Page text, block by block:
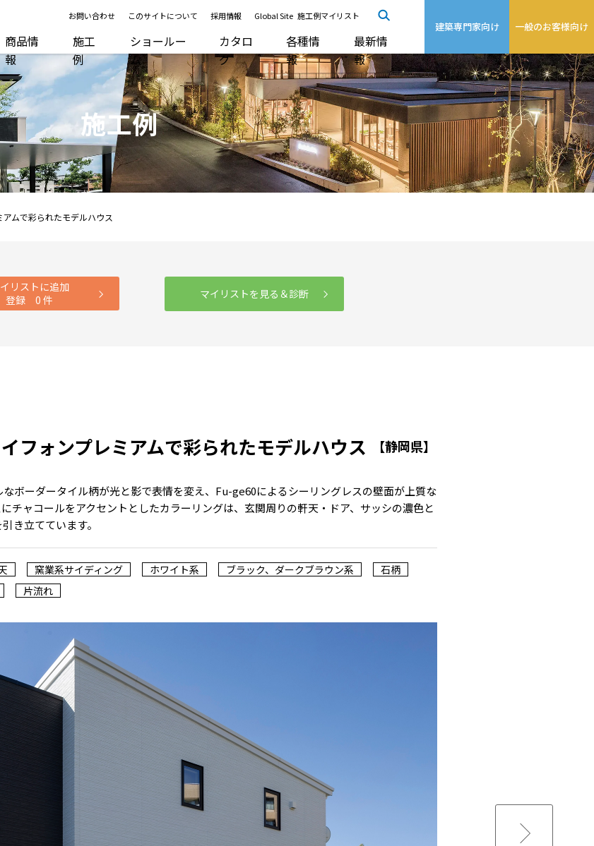
お問い合わせ このサイトについて 採用情報 Global Site 施工例マイリスト
商品情
報
施工
例
ショールー
ム
カタロ
グ
各種情
報
最新情
報
建築専門家向け 一般のお客様向け
施工例
ムで彩られたモデルハウス
リストに追加
登録0 件 マイリストを見る＆診断
フォンプレミアムで彩られたモデルハウス 【静岡県】
ボーダータイル柄が光と影で表情を変え、Fu-ge60によるシーリングレスの壁面が上質な
チャコールをアクセントとしたカラーリングは、玄関周りの軒天・ドア、サッシの濃色と
き立てています。
窯業系サイディング ホワイト系 ブラック、ダークブラウン系
石柄
片流れ